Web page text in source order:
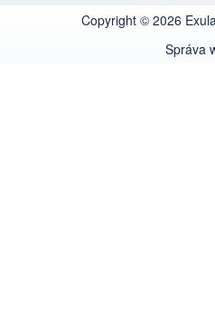
Copyright © 2026
Správa